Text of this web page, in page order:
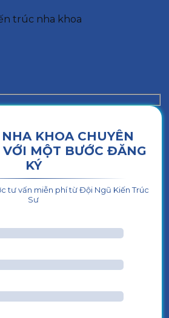
KHOA CHUYÊN
VỚI MỘT BƯỚC ĐĂNG
KÝ
tư vấn miễn phí từ Đội Ngũ Kiến Trúc
Sư